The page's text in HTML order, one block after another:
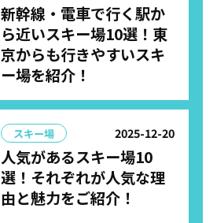
新幹線・電車で行く駅か
ら近いスキー場10選！東
京からも行きやすいスキ
ー場を紹介！
スキー場 2025-12-20
人気があるスキー場10
選！それぞれが人気な理
由と魅力をご紹介！